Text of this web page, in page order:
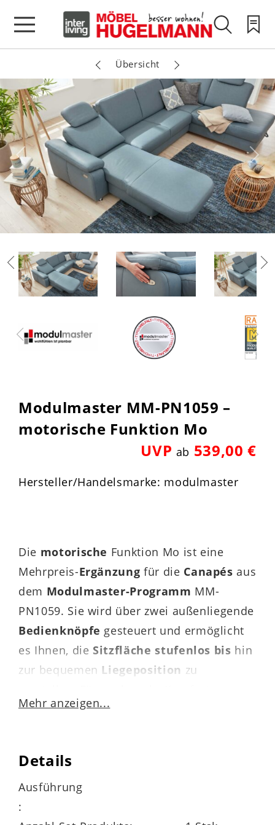
Übersicht
Modulmaster MM-PN1059 –
motorische Funktion Mo
UVP ab 539,00 €
Hersteller/Handelsmarke: modulmaster
Die motorische Funktion Mo ist eine
Mehrpreis-Ergänzung für die Canapés aus
dem Modulmaster-Programm MM-
PN1059. Sie wird über zwei außenliegende
Bedienknöpfe gesteuert und ermöglicht
es Ihnen, die Sitzfläche stufenlos bis hin
zur bequemen Liegeposition zu
empfiehlt es sich, beim Canapé zusätzlich
Das Programm MM-PN1059 ist mit dem
Mehr anzeigen...
Details
Ausführung
: